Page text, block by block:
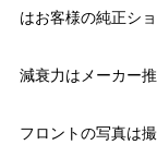
はお客様の純正シ
減衰力はメーカー
フロントの写真は